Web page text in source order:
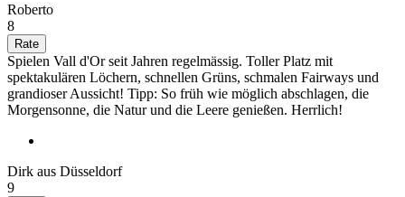
Roberto
8
Spielen Vall d'Or seit Jahren regelmässig. Toller Platz mit
spektakulären Löchern, schnellen Grüns, schmalen Fairways und
grandioser Aussicht! Tipp: So früh wie möglich abschlagen, die
Morgensonne, die Natur und die Leere genießen. Herrlich!
Dirk aus Düsseldorf
9